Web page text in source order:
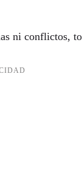
ni conflictos,